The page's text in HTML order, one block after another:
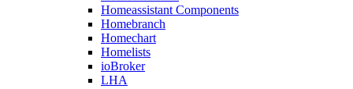
Homeassistant Components
Homebranch
Homechart
Homelists
ioBroker
LHA